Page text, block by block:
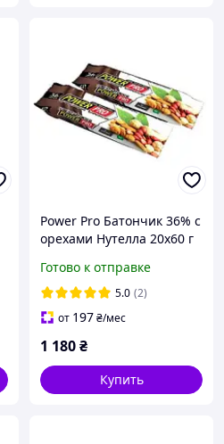
Power Pro Батончик 36% c
орехами Нутелла 20x60 г
Готово к отправке
5.0 (2)
от 197₴/мес
1 180₴
Купить